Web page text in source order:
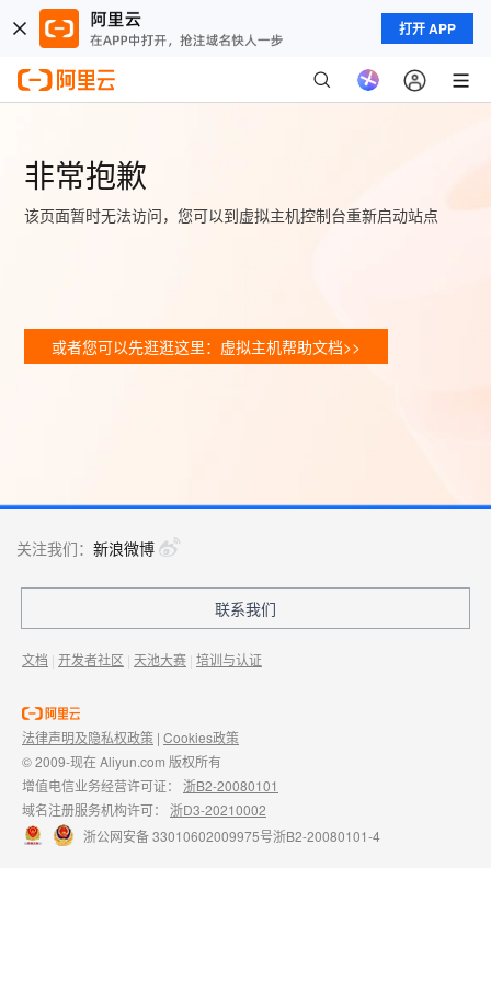
打开 APP
非常抱歉
该页面暂时无法访问，您可以到虚拟主机控制台重新启动站点
或者您可以先逛逛这里：虚拟主机帮助文档>>